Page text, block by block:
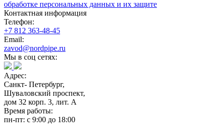
обработке персональных данных и их защите
Контактная информация
Телефон:
+7 812 363-48-45
Email:
zavod@nordpipe.ru
Мы в соц сетях:
Адрес:
Санкт- Петербург,
Шуваловский проспект,
дом 32 корп. 3, лит. А
Время работы:
пн-пт: с 9:00 до 18:00